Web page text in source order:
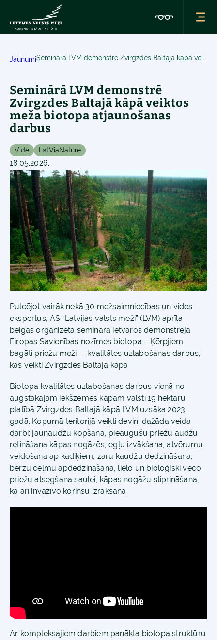
Jaunumi
Seminārā LVM demonstrē
Zvirgzdes Baltajā kāpā veiktos
meža biotopa atjaunošanas
darbus
Vide LatViaNature
18.05.2026.
Pulcējot vairāk nekā 30 mežsaimniecības un vides
ekspertus, AS “Latvijas valsts meži” (LVM) aprīļa
beigās organizētā semināra ietvaros demonstrēja
Eiropas Savienības nozīmes biotopa – Ķērpjiem
bagāti priežu meži – kvalitātes uzlabošanas darbus,
kas veikti Zvirgzdes Baltajā kāpā.
Biotopa kvalitātes uzlabošanas darbus vienā no
augstākajām iekšzemes kāpām valstī 19 hektāru
platībā Zvirgzdes Baltajā kāpā LVM uzsāka 2023.
gadā. Kopumā teritorijā veikti deviņi dažāda veida
darbi: jaunaudžu kopšana, pieaugušu priežu audžu
retināšana kāpas nogāzēs, egļu izvākšana, atvērumu
veidošana ap kadiķiem, zaru kaudžu dedzināšana,
bērzu celmu apdedzināšana, lielo un bioloģiski veco
priežu atsegšana saulei, kāpas nogāžu stiprināšana,
kā arī invazīvo korinšu izrakšana.
Ar kompleksajiem darbiem panākta biotopa struktūru